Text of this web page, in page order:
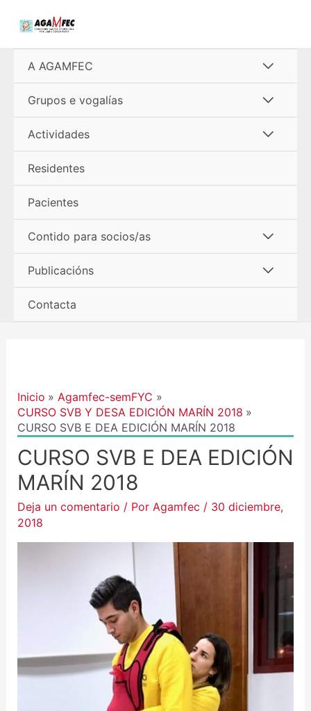
A AGAMFEC
menú
Grupos e vogalías
menú
Actividades
Residentes
Pacientes
Contido para socios/as
menú
Publicacións
Contacta
Inicio
Agamfec-semFYC
CURSO SVB Y DESA EDICIÓN MARÍN 2018
CURSO SVB E DEA EDICIÓN MARÍN 2018
CURSO SVB E DEA EDICIÓN
MARÍN 2018
Deja un comentario / Por Agamfec / 30 diciembre,
2018